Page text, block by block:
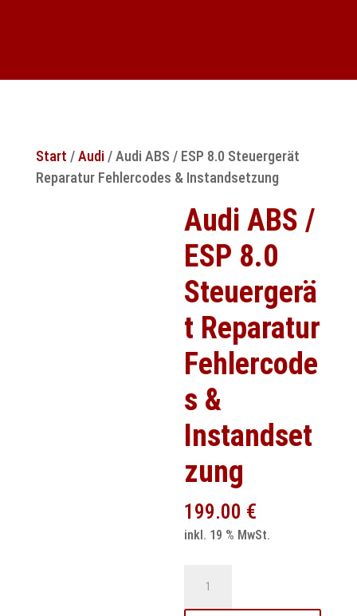
Start /Audi/ Audi ABS / ESP 8.0 Steuergerät
Reparatur Fehlercodes & Instandsetzung
Audi ABS /
ESP 8.0
Steuergerä
t Reparatur
Fehlercode
s &
Instandset
zung
199.00 €
inkl. 19 % MwSt.